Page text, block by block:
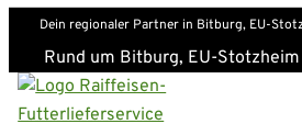
suche
Dein regionaler Partner in Bitburg, EU-
Rund um Bitburg, EU-